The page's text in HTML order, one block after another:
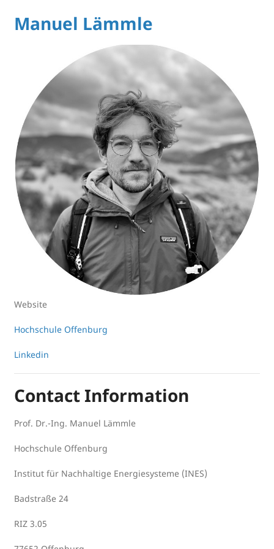
Manuel Lämmle
Website
Hochschule Offenburg
Linkedin
Contact Information
Prof. Dr.-Ing. Manuel Lämmle
Hochschule Offenburg
Institut für Nachhaltige Energiesysteme (INES)
Badstraße 24
RIZ 3.05